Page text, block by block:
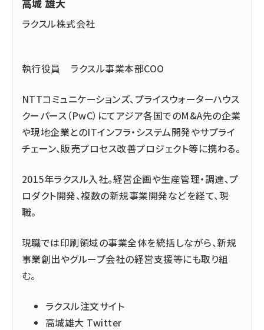
高城 雄大
ラクスル株式会社
執行役員 ラクスル事業本部COO
NTTコミュニケーションズ、プライスウォーターハウス
クーパース（PwC）にてアジア各国でのM&A先の企業
や現地企業とのITインフラ・システム開発やサプライ
チェーン、販売プロセス改善プロジェクト等に携わる。
2015年ラクスル入社。経営企画や生産管理・調達、プ
ロダクト開発、複数の新規事業開発などを経て、現
職。
現職では印刷領域の事業全体を統括しながら、新規
事業創出やグループ会社の経営支援等にも取り組
む。
ラクスル注文サイト
高城雄大 Twitter